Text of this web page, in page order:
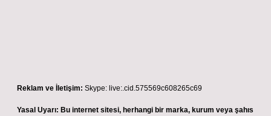
Reklam ve İletişim: Skype: live:.cid.575569c608265c69
Yasal Uyarı: Bu internet sitesi, herhangi bir marka, kurum veya şahıs